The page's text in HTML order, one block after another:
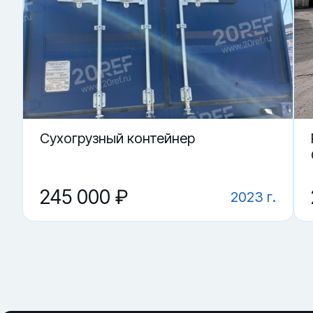
Купить «Double Door контейнер 40 футов» в Нижнем
▼ От чего зависит цена на Double Door
▼ Что критично проверить?
▼ Для каких задач используют чаще всего?
▼ Где купить Double Door контейнер 40 футов
▼ Чем спецконтейнер полезнее обычного?
Cухогрузный контейнер
245 000 ₽ 2023 г.